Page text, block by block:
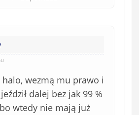
wezmą mu prawo i
dalej bez jak 99 %
wtedy nie mają już